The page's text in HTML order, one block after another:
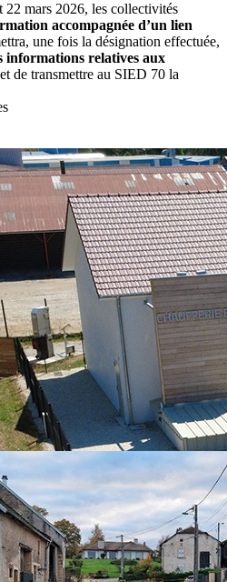
22 mars 2026, les collectivités
accompagnée d’un lien
une fois la désignation effectuée,
informations relatives aux
et de transmettre au SIED 70 la
Territorial
: DES AIDES POUR PASSER
70 pilote, pour le compte de
l’ADEME, le...